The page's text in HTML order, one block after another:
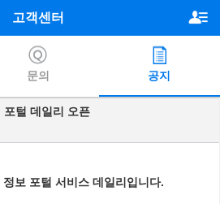
고객센터
문의 공지
포털 데일리 오픈
보 포털 서비스 데일리입니다.